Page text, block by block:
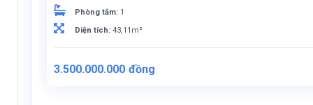
Phòng tắm: 1
Diện tích: 43,11m²
3.500.000.000 đồng